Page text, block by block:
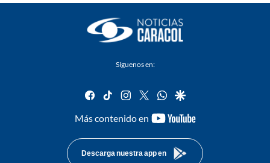
Síguenos en:
facebook
tiktok instagram
twitterwhatsapp
google
Más contenido en
youtube-
Descarga nuestra app en